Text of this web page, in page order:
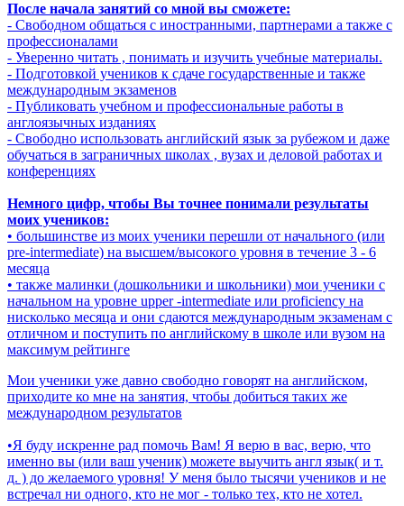
После начала занятий со мной вы сможете:
- Свободном общаться с иностранными, партнерами а также с
профессионалами
- Уверенно читать , понимать и изучить учебные материалы.
- Подготовкой учеников к сдаче государственные и также
международным экзаменов
- Публиковать учебном и профессиональные работы в
англоязычных изданиях
- Свободно использовать английский язык за рубежом и даже
обучаться в заграничных школах , вузах и деловой работах и
конференциях
Немного цифр, чтобы Вы точнее понимали результаты
моих учеников:
• большинстве из моих ученики перешли от начального (или
pre-intermediate) на высшем/высокого уровня в течение 3 - 6
месяца
• также малинки (дошкольники и школьники) мои ученики с
начальном на уровне upper -intermediate или proficiency на
нисколько месяца и они сдаются международным экзаменам с
отличном и поступить по английскому в школе или вузом на
максимум рейтинге
Мои ученики уже давно свободно говорят на английском,
приходите ко мне на занятия, чтобы добиться таких же
международном результатов
•Я буду искренне рад помочь Вам! Я верю в вас, верю, что
именно вы (или ваш ученик) можете выучить англ язык( и т.
д. ) до желаемого уровня! У меня было тысячи учеников и не
встречал ни одного, кто не мог - только тех, кто не хотел.